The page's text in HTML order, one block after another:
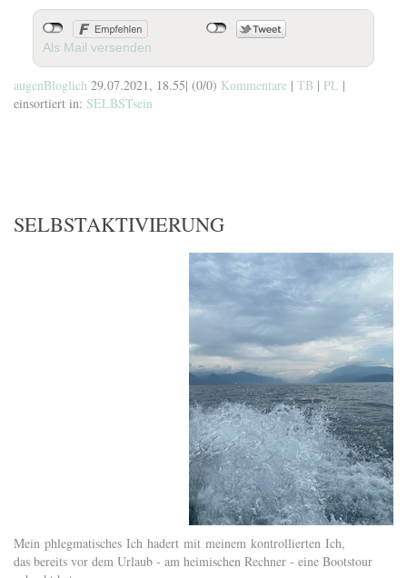
Als Mail versenden
augenBloglich 29.07.2021, 18.55| (0/0) Kommentare | TB | PL |
einsortiert in: SELBSTsein
SELBSTAKTIVIERUNG
Mein phlegmatisches Ich hadert mit meinem kontrollierten Ich,
das bereits vor dem Urlaub - am heimischen Rechner - eine Bootstour